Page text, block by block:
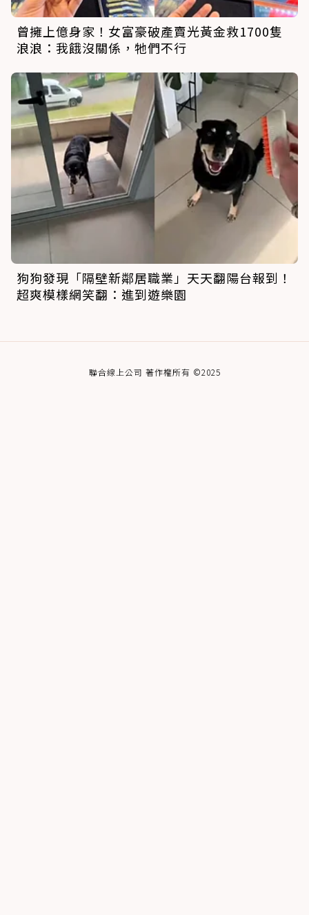
曾擁上億身家！女富豪破產賣光黃金救1700隻
浪浪：我餓沒關係，牠們不行
狗狗發現「隔壁新鄰居職業」天天翻陽台報到！
超爽模樣網笑翻：進到遊樂園
聯合線上公司 著作權所有 ©2025